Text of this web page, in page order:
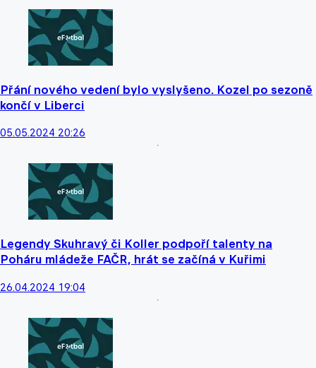
Přání nového vedení bylo vyslyšeno. Kozel po sezoně
končí v Liberci
05.05.2024 20:26
Legendy Skuhravý či Koller podpoří talenty na
Poháru mládeže FAČR, hrát se začíná v Kuřimi
26.04.2024 19:04